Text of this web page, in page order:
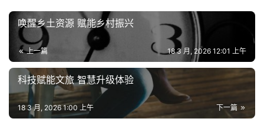
唤醒乡土资源 赋能乡村振兴
上一篇 18 3 月, 2026 12:01 上午
科技赋能文旅 智慧升级体验
下一篇
18 3 月, 2026 1:00 上午